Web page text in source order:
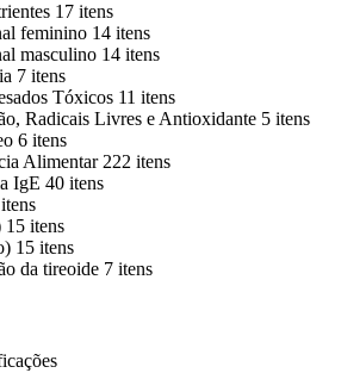
17 itens
feminino 14 itens
masculino 14 itens
7 itens
Tóxicos 11 itens
Radicais Livres e Antioxidante 5 itens
6 itens
Alimentar 222 itens
IgE 40 itens
15 itens
15 itens
da tireoide 7 itens